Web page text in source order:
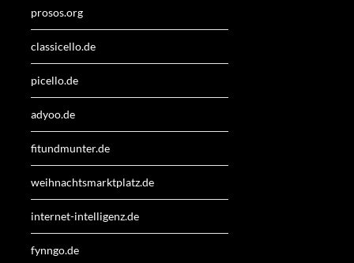
prosos.org
classicello.de
picello.de
adyoo.de
fitundmunter.de
weihnachtsmarktplatz.de
internet-intelligenz.de
fynngo.de